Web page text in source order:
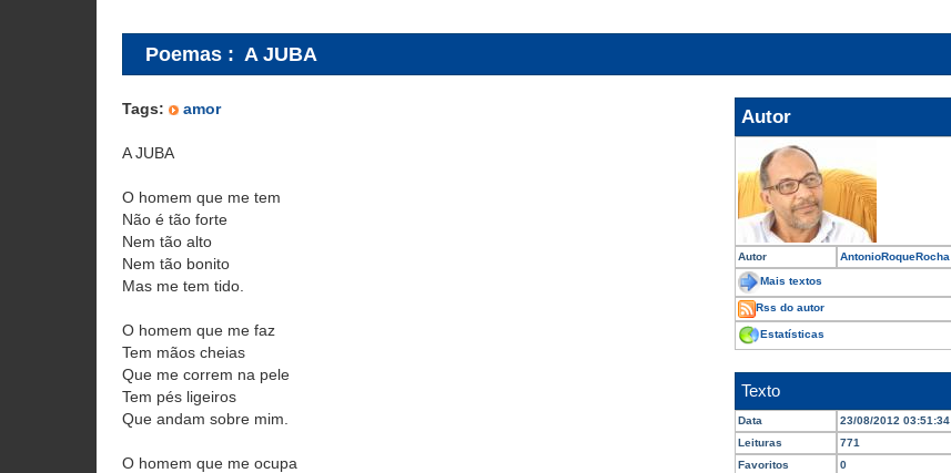
Poemas : A JUBA
Tags: amor
A JUBA
O homem que me tem
Não é tão forte
Nem tão alto
Nem tão bonito
Mas me tem tido.
O homem que me faz
Tem mãos cheias
Que me correm na pele
Tem pés ligeiros
Que andam sobre mim.
O homem que me ocupa
Autor
Autor AntonioRoqueRocha
Mais textos
Rss do autor
Estatísticas
Texto
Data
23/08/2012 03:51:34
Leituras
771
Favoritos
0